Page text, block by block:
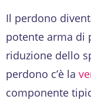
Il perdono
potente arma di
riduzione dello
perdono c’è la
componente